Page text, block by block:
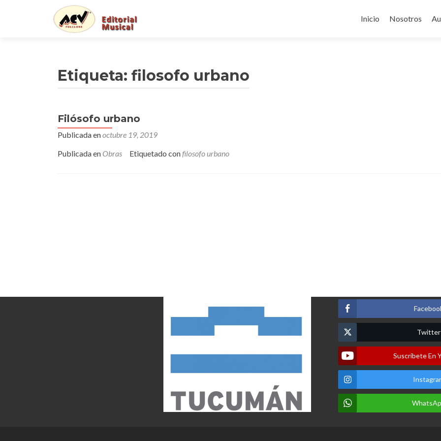
al
Inicio Nosotros
Etiqueta: filosofo urbano
Filósofo urbano
Publicada enoctubre 19, 2019
Publicada en Obras Etiquetado confilosofo urbano
Twitter
Suscribete En